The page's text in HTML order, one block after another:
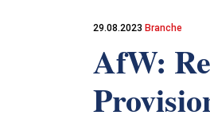
29.08.2023 Branche
AfW: